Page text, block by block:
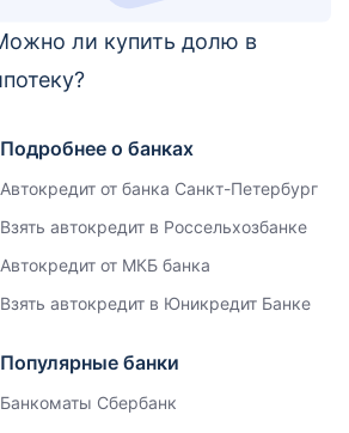
ли купить долю в
Подробнее о банках
Автокредит от банка Санкт-Петербург
Взять автокредит в Россельхозбанке
Автокредит от МКБ банка
Взять автокредит в Юникредит Банке
Популярные банки
Банкоматы Сбербанк